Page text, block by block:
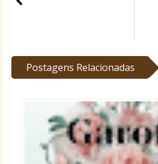
Postagens Relacionadas